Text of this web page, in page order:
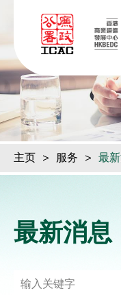
主页 > 服务 > 最
最新消息